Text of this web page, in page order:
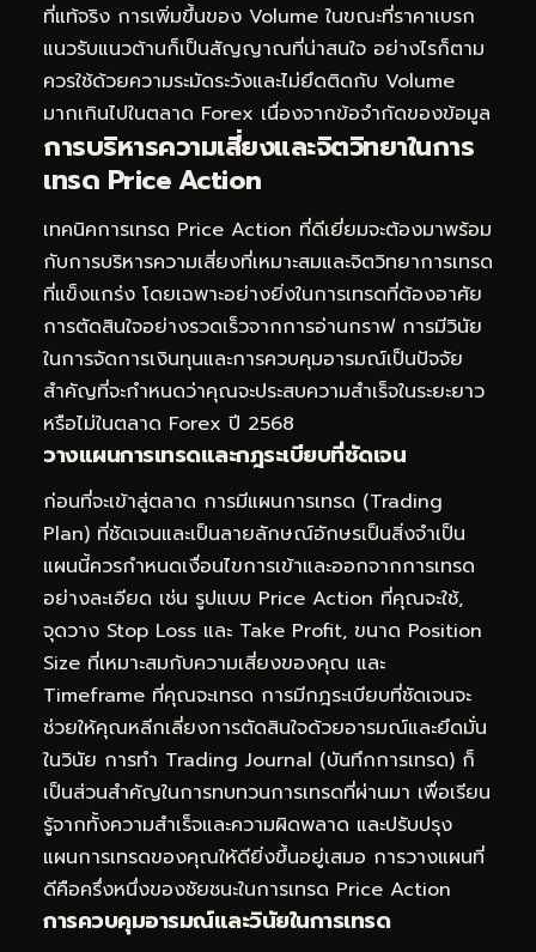
ที่แท้จริง การเพิ่มขึ้นของ Volume ในขณะที่ราคาเบรก
แนวรับแนวต้านก็เป็นสัญญาณที่น่าสนใจ อย่างไรก็ตาม
ควรใช้ด้วยความระมัดระวังและไม่ยึดติดกับ Volume
มากเกินไปในตลาด Forex เนื่องจากข้อจำกัดของข้อมูล
การบริหารความเสี่ยงและจิตวิทยาในการ
เทรด Price Action
เทคนิคการเทรด Price Action ที่ดีเยี่ยมจะต้องมาพร้อม
กับการบริหารความเสี่ยงที่เหมาะสมและจิตวิทยาการเทรด
ที่แข็งแกร่ง โดยเฉพาะอย่างยิ่งในการเทรดที่ต้องอาศัย
การตัดสินใจอย่างรวดเร็วจากการอ่านกราฟ การมีวินัย
ในการจัดการเงินทุนและการควบคุมอารมณ์เป็นปัจจัย
สำคัญที่จะกำหนดว่าคุณจะประสบความสำเร็จในระยะยาว
หรือไม่ในตลาด Forex ปี 2568
วางแผนการเทรดและกฎระเบียบที่ชัดเจน
ก่อนที่จะเข้าสู่ตลาด การมีแผนการเทรด (Trading
Plan) ที่ชัดเจนและเป็นลายลักษณ์อักษรเป็นสิ่งจำเป็น
แผนนี้ควรกำหนดเงื่อนไขการเข้าและออกจากการเทรด
อย่างละเอียด เช่น รูปแบบ Price Action ที่คุณจะใช้,
จุดวาง Stop Loss และ Take Profit, ขนาด Position
Size ที่เหมาะสมกับความเสี่ยงของคุณ และ
Timeframe ที่คุณจะเทรด การมีกฎระเบียบที่ชัดเจนจะ
ช่วยให้คุณหลีกเลี่ยงการตัดสินใจด้วยอารมณ์และยึดมั่น
ในวินัย การทำ Trading Journal (บันทึกการเทรด) ก็
เป็นส่วนสำคัญในการทบทวนการเทรดที่ผ่านมา เพื่อเรียน
รู้จากทั้งความสำเร็จและความผิดพลาด และปรับปรุง
แผนการเทรดของคุณให้ดียิ่งขึ้นอยู่เสมอ การวางแผนที่
ดีคือครึ่งหนึ่งของชัยชนะในการเทรด Price Action
การควบคุมอารมณ์และวินัยในการเทรด